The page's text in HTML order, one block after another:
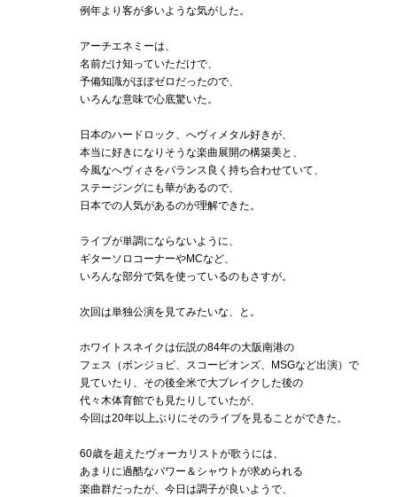
例年より客が多いような気がした。
アーチエネミーは、
名前だけ知っていただけで、
予備知識がほぼゼロだったので、
いろんな意味で心底驚いた。
日本のハードロック、へヴィメタル好きが、
本当に好きになりそうな楽曲展開の構築美と、
今風なへヴィさをバランス良く持ち合わせていて、
ステージングにも華があるので、
日本での人気があるのが理解できた。
ライブが単調にならないように、
ギターソロコーナーやMCなど、
いろんな部分で気を使っているのもさすが。
次回は単独公演を見てみたいな、と。
ホワイトスネイクは伝説の84年の大阪南港の
フェス（ボンジョビ、スコーピオンズ、MSGなど出演）で
見ていたり、その後全米で大ブレイクした後の
代々木体育館でも見たりしていたが、
今回は20年以上ぶりにそのライブを見ることができた。
60歳を超えたヴォーカリストが歌うには、
あまりに過酷なパワー＆シャウトが求められる
楽曲群だったが、今日は調子が良いようで、